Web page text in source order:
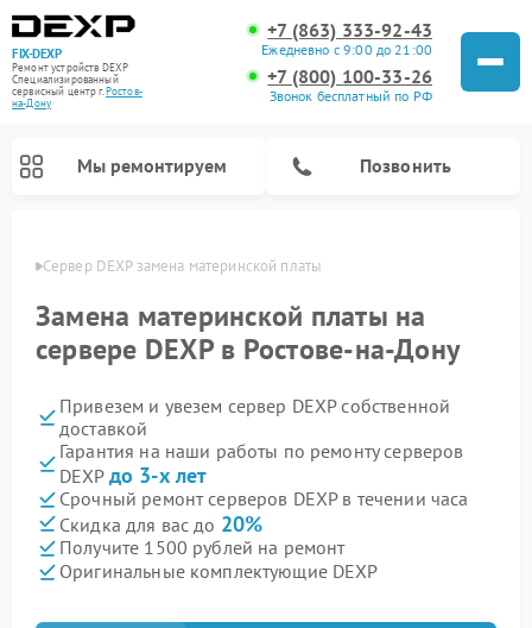
FIX-DEXP
Ремонт устройств DEXP
Специализированный
cервисный центр г.Ростов-
на-Дону
+7 (863) 333-92-43
Ежедневно с 9:00 до 21:00
+7 (800) 100-33-26
Звонок бесплатный по РФ
Мы ремонтируем Позвонить
Сервер DEXP замена материнской платы
Замена материнской платы на
сервере DEXP в Ростове-на-Дону
Привезем и увезем сервер DEXP собственной
доставкой
Гарантия на наши работы по ремонту серверов
DEXP до 3-х лет
Срочный ремонт серверов DEXP в течении часа
Скидка для вас до 20%
Получите 1500 рублей на ремонт
Оригинальные комплектующие DEXP